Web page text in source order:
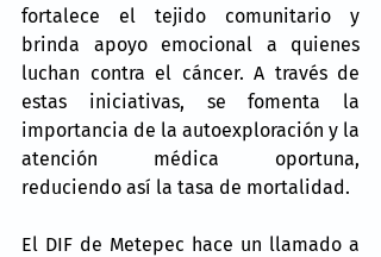
fortalece el tejido comunitario y
brinda apoyo emocional a quienes
luchan contra el cáncer. A través de
estas iniciativas, se fomenta la
importancia de la autoexploración y la
atención médica oportuna,
reduciendo así la tasa de mortalidad.
El DIF de Metepec hace un llamado a